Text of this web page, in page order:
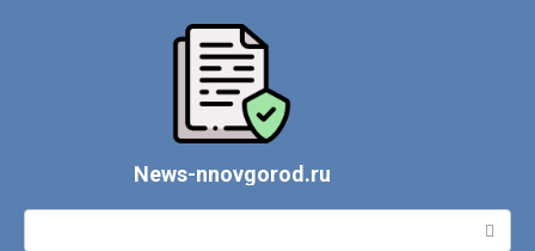
News-nnovgorod.ru
Поиск: